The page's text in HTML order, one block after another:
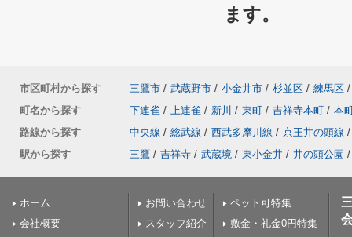
ます。
市区町村から探す 三鷹市 / 武蔵野市 / 小金井市 / 杉並区 / 練馬区 /
町名から探す
下連雀 / 上連雀 / 新川 / 東町 / 吉祥寺本町 / 本
路線から探す
中央線 / 総武線 / 西武多摩川線 / 京王井の頭線 /
駅から探す
三鷹 / 吉祥寺 / 武蔵境 / 東小金井 / 井の頭公園 /
ホーム
会社概要
お問い合わせ
スタッフ紹介
ペット可特集
敷金・礼金0円特集